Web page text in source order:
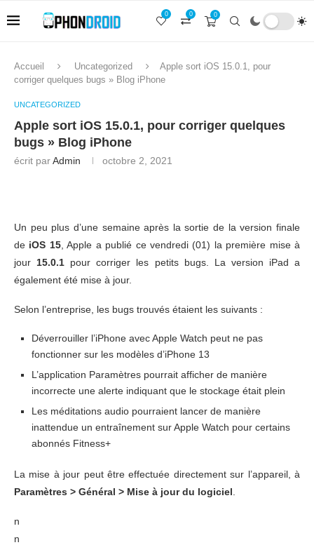
0
0
0
Accueil Uncategorized
Apple sort iOS 15.0.1, pour
corriger quelques bugs » Blog iPhone
UNCATEGORIZED
Apple sort iOS 15.0.1, pour corriger quelques
bugs » Blog iPhone
écrit parAdmin octobre 2, 2021
Un peu plus d’une semaine après la sortie de la version finale
de iOS 15, Apple a publié ce vendredi (01) la première mise à
jour 15.0.1 pour corriger les petits bugs. La version iPad a
également été mise à jour.
Selon l’entreprise, les bugs trouvés étaient les suivants :
Déverrouiller l’iPhone avec Apple Watch peut ne pas
fonctionner sur les modèles d’iPhone 13
L’application Paramètres pourrait afficher de manière
incorrecte une alerte indiquant que le stockage était plein
Les méditations audio pourraient lancer de manière
inattendue un entraînement sur Apple Watch pour certains
abonnés Fitness+
La mise à jour peut être effectuée directement sur l’appareil, à
Paramètres > Général > Mise à jour du logiciel
n
n